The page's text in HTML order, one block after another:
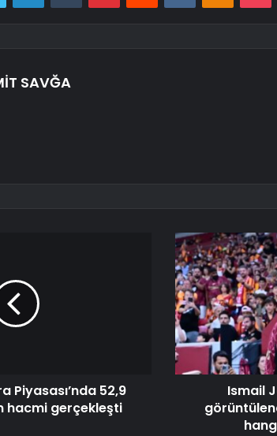
SAVĞA
Piyasası’nda 52,9
hacmi gerçekleşti
Ismail